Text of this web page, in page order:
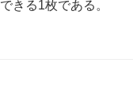
きる1枚である。